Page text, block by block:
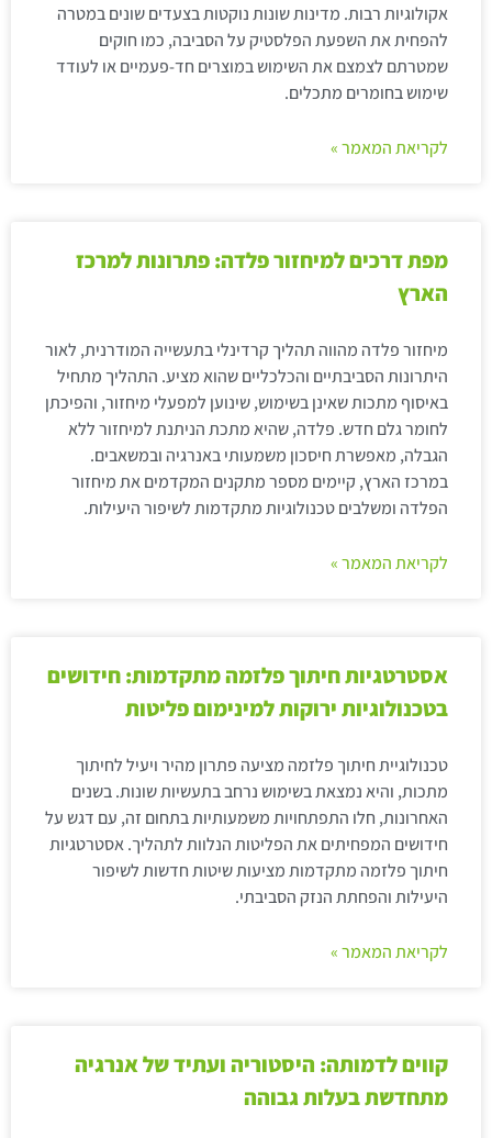
אקולוגיות רבות. מדינות שונות נוקטות בצעדים שונים במטרה
להפחית את השפעת הפלסטיק על הסביבה, כמו חוקים
שמטרתם לצמצם את השימוש במוצרים חד-פעמיים או לעודד
שימוש בחומרים מתכלים.
לקריאת המאמר »
מפת דרכים למיחזור פלדה: פתרונות למרכז
הארץ
מיחזור פלדה מהווה תהליך קרדינלי בתעשייה המודרנית, לאור
היתרונות הסביבתיים והכלכליים שהוא מציע. התהליך מתחיל
באיסוף מתכות שאינן בשימוש, שינוען למפעלי מיחזור, והפיכתן
לחומר גלם חדש. פלדה, שהיא מתכת הניתנת למיחזור ללא
הגבלה, מאפשרת חיסכון משמעותי באנרגיה ובמשאבים.
במרכז הארץ, קיימים מספר מתקנים המקדמים את מיחזור
הפלדה ומשלבים טכנולוגיות מתקדמות לשיפור היעילות.
לקריאת המאמר »
אסטרטגיות חיתוך פלזמה מתקדמות: חידושים
בטכנולוגיות ירוקות למינימום פליטות
טכנולוגיית חיתוך פלזמה מציעה פתרון מהיר ויעיל לחיתוך
מתכות, והיא נמצאת בשימוש נרחב בתעשיות שונות. בשנים
האחרונות, חלו התפתחויות משמעותיות בתחום זה, עם דגש על
חידושים המפחיתים את הפליטות הנלוות לתהליך. אסטרטגיות
חיתוך פלזמה מתקדמות מציעות שיטות חדשות לשיפור
היעילות והפחתת הנזק הסביבתי.
לקריאת המאמר »
קווים לדמותה: היסטוריה ועתיד של אנרגיה
מתחדשת בעלות גבוהה